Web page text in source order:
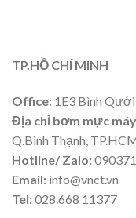
TP.HỒ CHÍ MINH
Office: 1E3 Bình
Địa chỉ bơm mực
Q.Bình Thạnh,
Hotline/ Zalo:
Email: info@vnct.vn
Tel:028.668 11377